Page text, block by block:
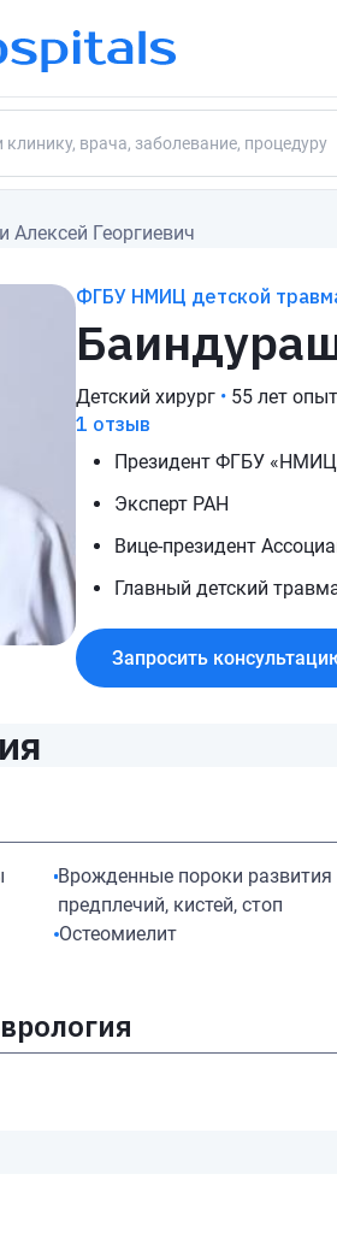
Алексей Георгиевич
ФГБУ НМИЦ детской
Детский хирург • 55 лет
1 отзыв
Президент ФГБУ «НМИЦ
Эксперт РАН
Вице-президент
Главный детский
Запросить
Врожденные пороки развития
предплечий, кистей, стоп
Остеомиелит